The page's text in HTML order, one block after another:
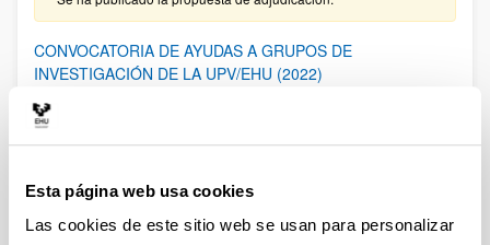
Esta página web usa cookies
Las cookies de este sitio web se usan para personalizar
CONVOCATORIA DE AYUDAS A GRUPOS DE
INVESTIGACIÓN DE LA UPV/EHU (2022)
ayudas concedidas y denegadas
PIFG22/66: “ Interfaces de Habla Silenciosa”
Plazo de presentación cerrado: 05/05/2023 - 25/05/2023 23:59